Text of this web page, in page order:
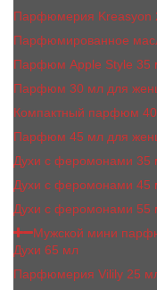
Парфюмерия Kreasyon
Парфюмированное
Парфюм Apple Style 35
Парфюм 30 мл для
Компактный парфюм
Парфюм 45 мл для
Духи с феромонами 35
Духи с феромонами 45
Духи с феромонами 55
Мужской мини
Духи 65 мл
Парфюмерия Vilily 25